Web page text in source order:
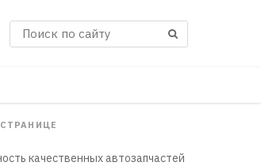
Поиск
качественных автозапчастей